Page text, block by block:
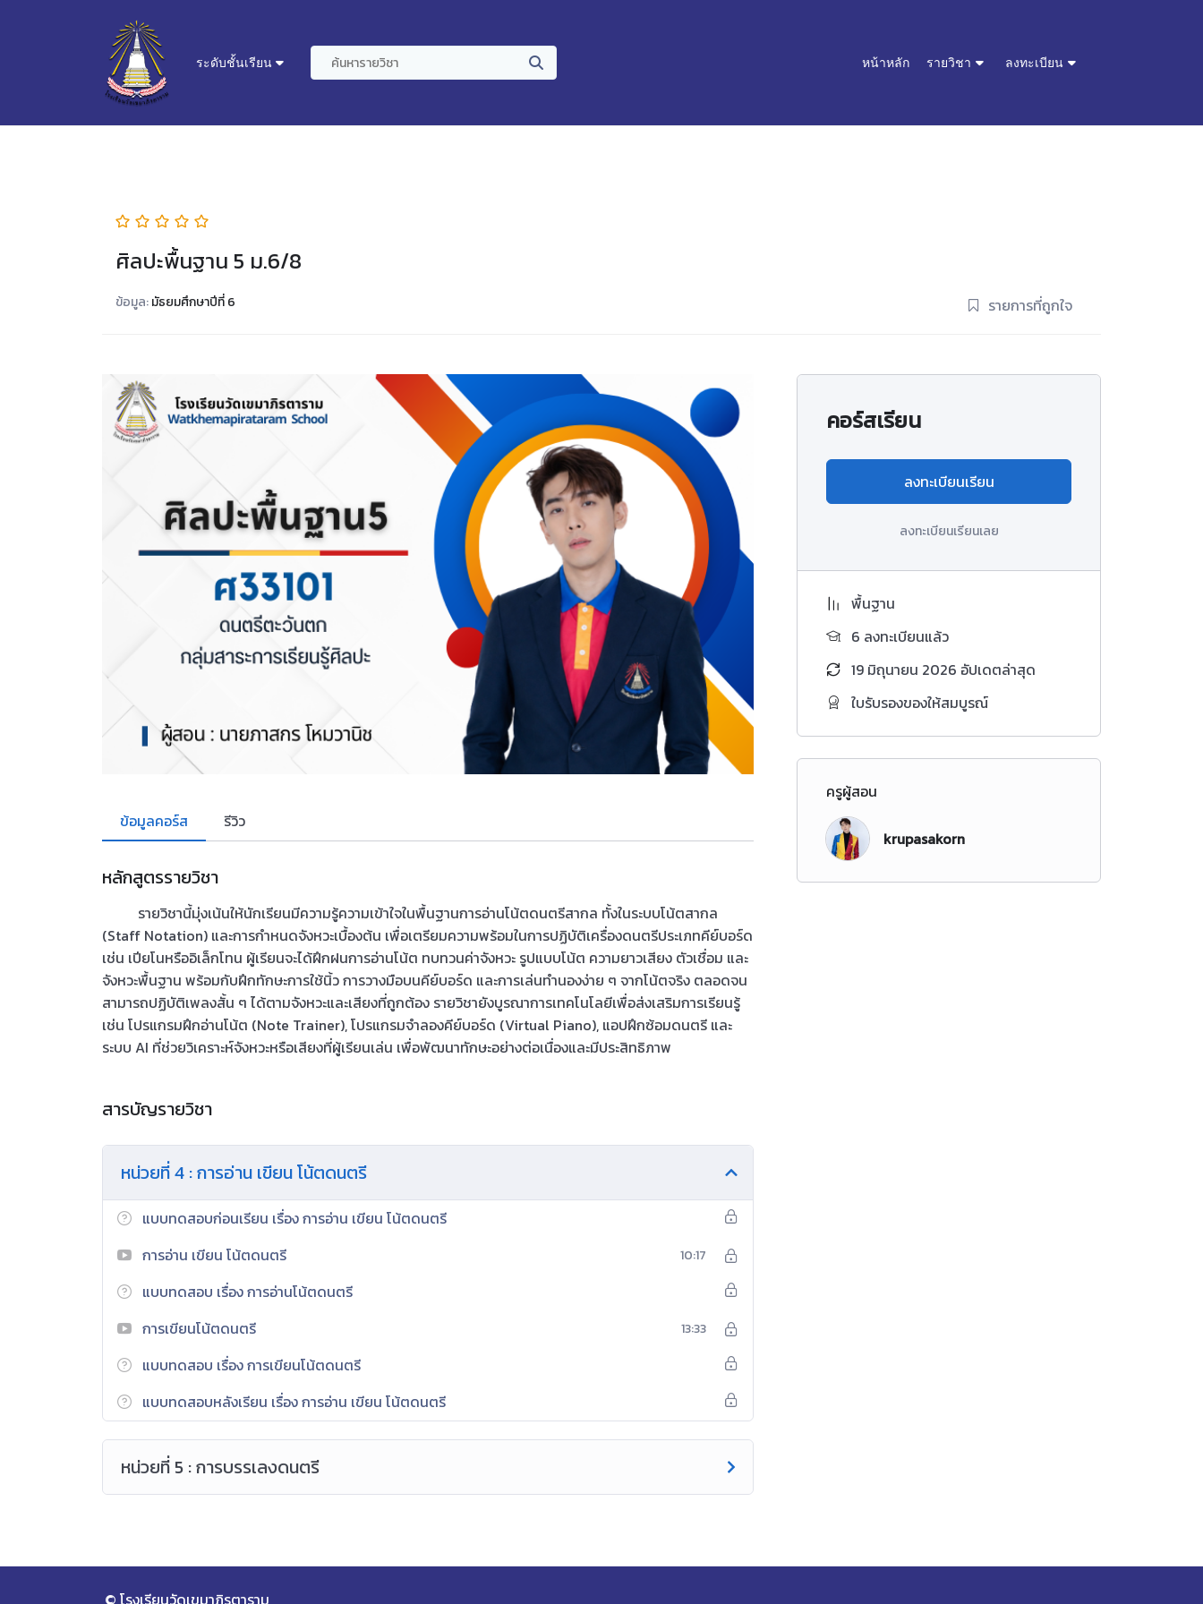
ระดับชั้นเรียน หน้าหลัก รายวิชา ลงทะเบียน
ศิลปะพื้นฐาน 5 ม.6/8
ข้อมูล:มัธยมศึกษาปีที่ 6 รายการที่ถูกใจ
ข้อมูลคอร์ส รีวิว
หลักสูตรรายวิชา
รายวิชานี้มุ่งเน้นให้นักเรียนมีความรู้ความเข้าใจในพื้นฐานการอ่านโน้ตดนตรีสากล ทั้งในระบบโน้ตสากล
(Staff Notation) และการกำหนดจังหวะเบื้องต้น เพื่อเตรียมความพร้อมในการปฏิบัติเครื่องดนตรีประเภทคีย์บอร์ด
เช่น เปียโนหรืออิเล็กโทน ผู้เรียนจะได้ฝึกฝนการอ่านโน้ต ทบทวนค่าจังหวะ รูปแบบโน้ต ความยาวเสียง ตัวเชื่อม และ
จังหวะพื้นฐาน พร้อมกับฝึกทักษะการใช้นิ้ว การวางมือบนคีย์บอร์ด และการเล่นทำนองง่าย ๆ จากโน้ตจริง ตลอดจน
สามารถปฏิบัติเพลงสั้น ๆ ได้ตามจังหวะและเสียงที่ถูกต้อง รายวิชายังบูรณาการเทคโนโลยีเพื่อส่งเสริมการเรียนรู้
เช่น โปรแกรมฝึกอ่านโน้ต (Note Trainer), โปรแกรมจำลองคีย์บอร์ด (Virtual Piano), แอปฝึกซ้อมดนตรี และ
ระบบ AI ที่ช่วยวิเคราะห์จังหวะหรือเสียงที่ผู้เรียนเล่น เพื่อพัฒนาทักษะอย่างต่อเนื่องและมีประสิทธิภาพ
สารบัญรายวิชา
หน่วยที่ 4 : การอ่าน เขียน โน้ตดนตรี
แบบทดสอบก่อนเรียน เรื่อง การอ่าน เขียน โน้ตดนตรี
การอ่าน เขียน โน้ตดนตรี
10:17
แบบทดสอบ เรื่อง การอ่านโน้ตดนตรี
การเขียนโน้ตดนตรี
13:33
แบบทดสอบ เรื่อง การเขียนโน้ตดนตรี
แบบทดสอบหลังเรียน เรื่อง การอ่าน เขียน โน้ตดนตรี
หน่วยที่ 5 : การบรรเลงดนตรี
คอร์สเรียน
ลงทะเบียนเรียน
ลงทะเบียนเรียนเลย
พื้นฐาน
6 ลงทะเบียนแล้ว
19 มิถุนายน 2026 อัปเดตล่าสุด
ใบรับรองของให้สมบูรณ์
ครูผู้สอน
krupasakorn